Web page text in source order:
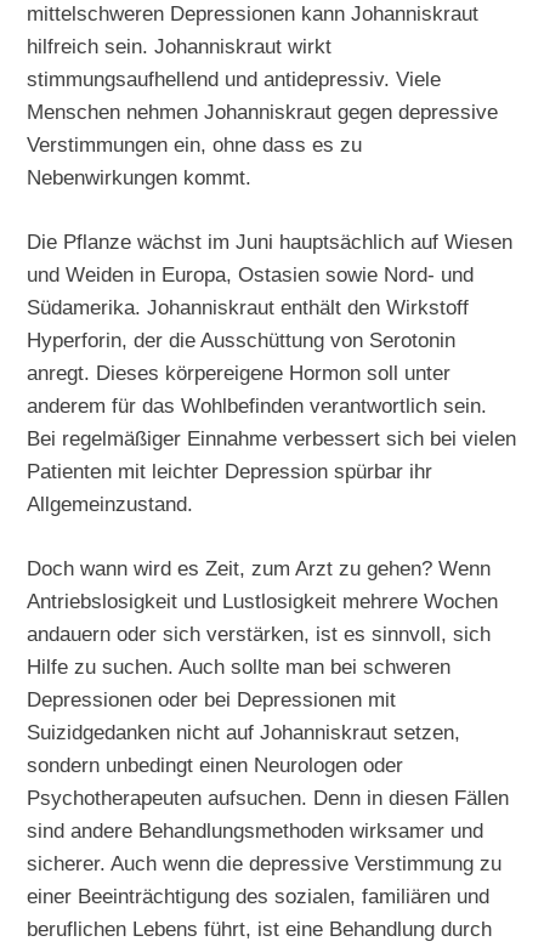
mittelschweren Depressionen kann Johanniskraut
hilfreich sein. Johanniskraut wirkt
stimmungsaufhellend und antidepressiv. Viele
Menschen nehmen Johanniskraut gegen depressive
Verstimmungen ein, ohne dass es zu
Nebenwirkungen kommt.
Die Pflanze wächst im Juni hauptsächlich auf Wiesen
und Weiden in Europa, Ostasien sowie Nord- und
Südamerika. Johanniskraut enthält den Wirkstoff
Hyperforin, der die Ausschüttung von Serotonin
anregt. Dieses körpereigene Hormon soll unter
anderem für das Wohlbefinden verantwortlich sein.
Bei regelmäßiger Einnahme verbessert sich bei vielen
Patienten mit leichter Depression spürbar ihr
Allgemeinzustand.
Doch wann wird es Zeit, zum Arzt zu gehen? Wenn
Antriebslosigkeit und Lustlosigkeit mehrere Wochen
andauern oder sich verstärken, ist es sinnvoll, sich
Hilfe zu suchen. Auch sollte man bei schweren
Depressionen oder bei Depressionen mit
Suizidgedanken nicht auf Johanniskraut setzen,
sondern unbedingt einen Neurologen oder
Psychotherapeuten aufsuchen. Denn in diesen Fällen
sind andere Behandlungsmethoden wirksamer und
sicherer. Auch wenn die depressive Verstimmung zu
einer Beeinträchtigung des sozialen, familiären und
beruflichen Lebens führt, ist eine Behandlung durch